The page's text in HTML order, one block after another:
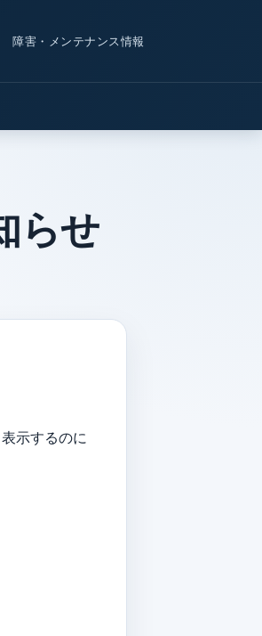
障害・メンテナンス情報
らせ
示するのに